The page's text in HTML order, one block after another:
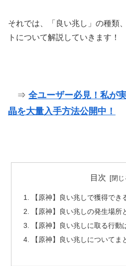
それでは、「良い兆し」の種類
トについて解説していきます！
⇒ 全ユーザー必見！私が
晶を大量入手方法公開中！
目次
【原神】良い兆しで獲得でき
【原神】良い兆しの発生場所
【原神】良い兆しに取る行動
【原神】良い兆しについてま